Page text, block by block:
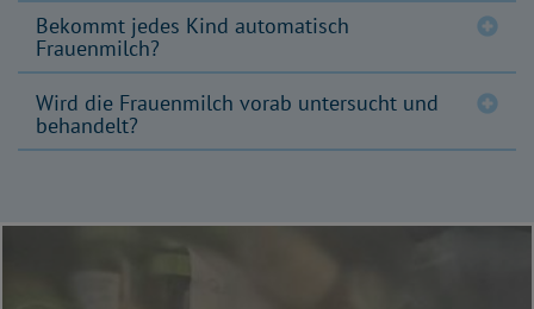
Bekommt jedes Kind automatisch
Frauenmilch?
Wird die Frauenmilch vorab untersucht und
behandelt?